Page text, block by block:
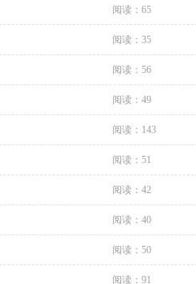
阅读：65
阅读：35
阅读：56
阅读：49
阅读：143
阅读：51
阅读：42
阅读：40
阅读：50
阅读：91